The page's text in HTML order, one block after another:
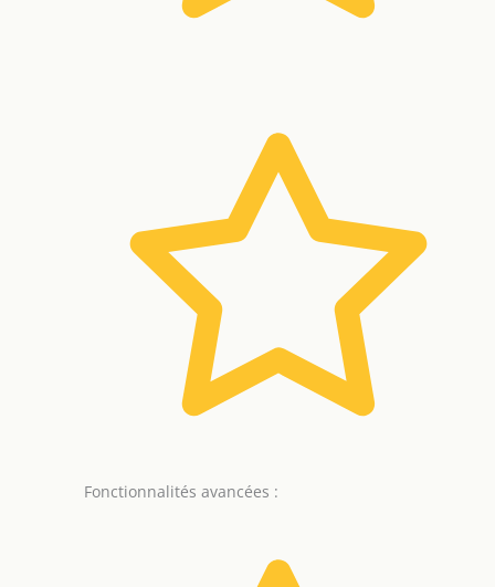
Fonctionnalités avancées :